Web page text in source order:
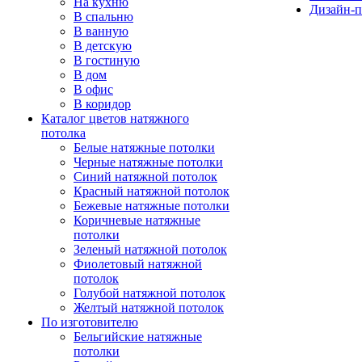
В спальню
В ванную
В детскую
В гостиную
В дом
В офис
В коридор
Каталог цветов натяжного
потолка
Белые натяжные потолки
Черные натяжные потолки
Синий натяжной потолок
Красный натяжной потолок
Бежевые натяжные потолки
Коричневые натяжные
потолки
Зеленый натяжной потолок
Фиолетовый натяжной
потолок
Голубой натяжной потолок
Желтый натяжной потолок
По изготовителю
Бельгийские натяжные
потолки
Дизайн-